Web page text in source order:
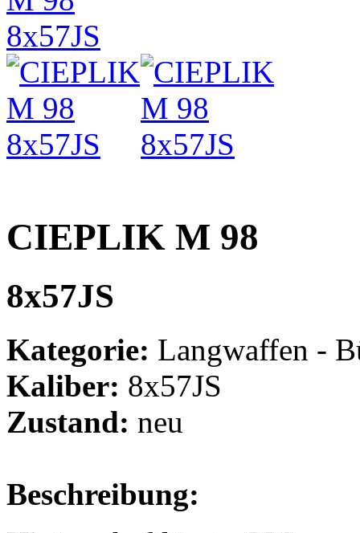
CIEPLIK M 98
8x57JS
Kategorie: Langwaffen -
Kaliber: 8x57JS
Zustand: neu
Beschreibung: